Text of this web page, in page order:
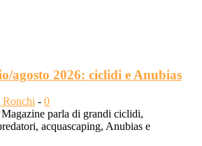
agosto 2026: ciclidi e Anubias
- 0
parla di grandi ciclidi,
acquascaping, Anubias e